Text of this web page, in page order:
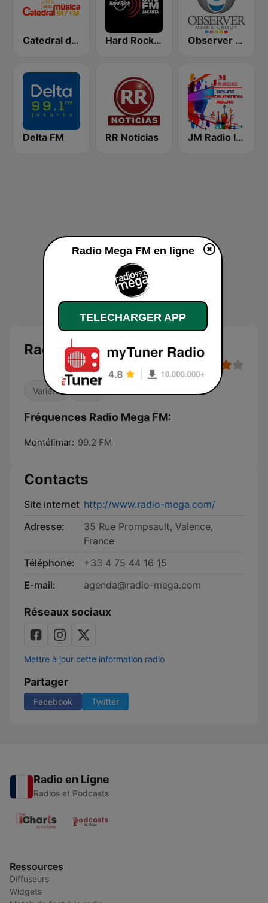
Catedral de la Música Hard Rock FM 87.6 - Jakarta Observer Radio 91.1
Delta FM RR Noticias JM Radio Instrumental Relax
Radio Mega FM
Variété
Fréquences Radio Mega FM:
Montélimar: 99.2 FM
Contacts
Site internet http://www.radio-mega.com/
Adresse:
35 Rue Prompsault, Valence,
France
Téléphone:
+33 4 75 44 16 15
E-mail:
agenda@radio-mega.com
Réseaux sociaux
Mettre à jour cette information radio
Partager
Facebook Twitter
Radio en Ligne
Radios et Podcasts
Ressources
Diffuseurs
Widgets
Radio Mega FM en ligne
TELECHARGER APP